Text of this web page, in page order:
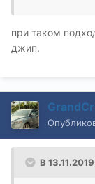
при таком
джип.
В